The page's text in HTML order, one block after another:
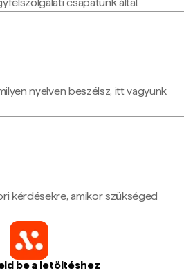
nyelven beszélsz, itt vagyunk
kérdésekre, amikor szükséged
be a letöltéshez